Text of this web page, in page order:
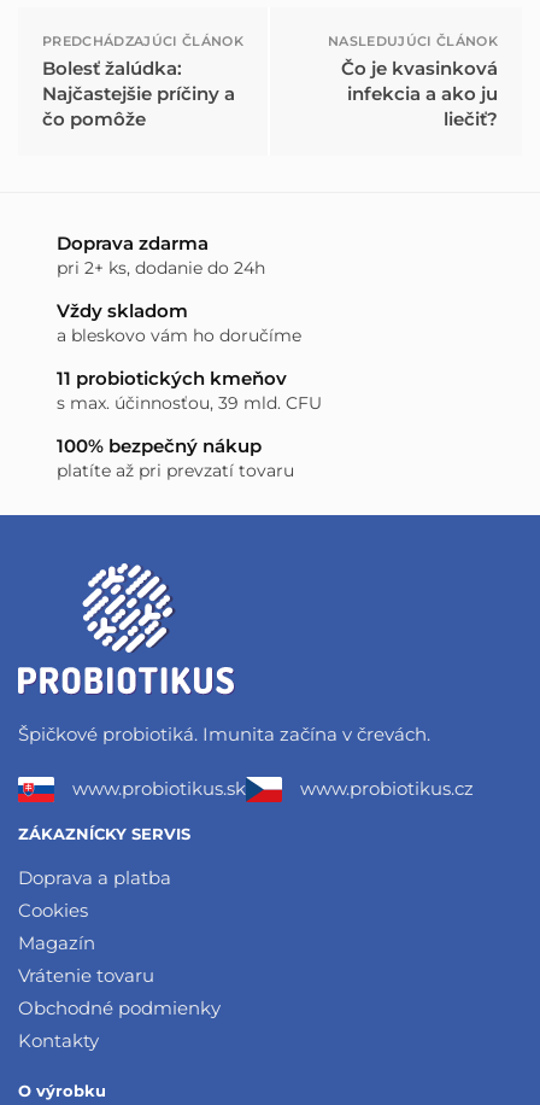
PREDCHÁDZAJÚCI ČLÁNOK
Bolesť žalúdka:
Najčastejšie príčiny a
čo pomôže
NASLEDUJÚCI ČLÁNOK
Čo je kvasinková
infekcia a ako ju
liečiť?
Doprava zdarma
pri 2+ ks, dodanie do 24h
Vždy skladom
a bleskovo vám ho doručíme
11 probiotických kmeňov
s max. účinnosťou, 39 mld. CFU
100% bezpečný nákup
platíte až pri prevzatí tovaru
Špičkové probiotiká. Imunita začína v črevách.
www.probiotikus.sk www.probiotikus.cz
ZÁKAZNÍCKY SERVIS
Doprava a platba
Cookies
Magazín
Vrátenie tovaru
Obchodné podmienky
Kontakty
O výrobku